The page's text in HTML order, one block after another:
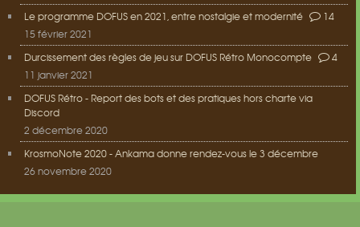
Le programme DOFUS en 2021, entre nostalgie et modernité
14
15 février 2021
Durcissement des règles de jeu sur DOFUS Rétro Monocompte
4
11 janvier 2021
DOFUS Rétro - Report des bots et des pratiques hors charte via
Discord
2 décembre 2020
KrosmoNote 2020 - Ankama donne rendez-vous le 3 décembre
26 novembre 2020